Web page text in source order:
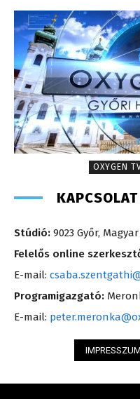
OXYGEN
Stúdió: 9023 Győr,
Felelős online
E-mail:
Programigazgató:
E-mail:
IMPRESSZUM